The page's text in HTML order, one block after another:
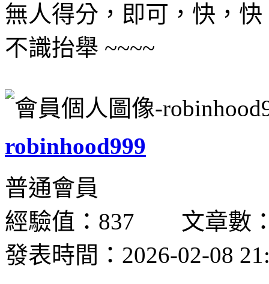
無人得分，即可，快，
不識抬舉 ~~~~
robinhood999
普通會員
經驗值：837 文章數
發表時間：2026-02-08